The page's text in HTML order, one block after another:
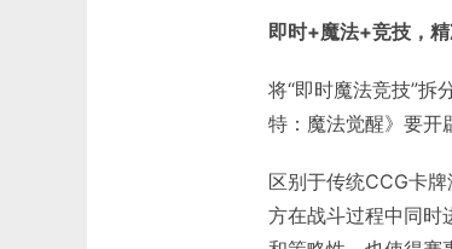
即时+魔法+竞技，
将“即时魔法竞技”拆
特：魔法觉醒》要开
区别于传统CCG卡
方在战斗过程中同时